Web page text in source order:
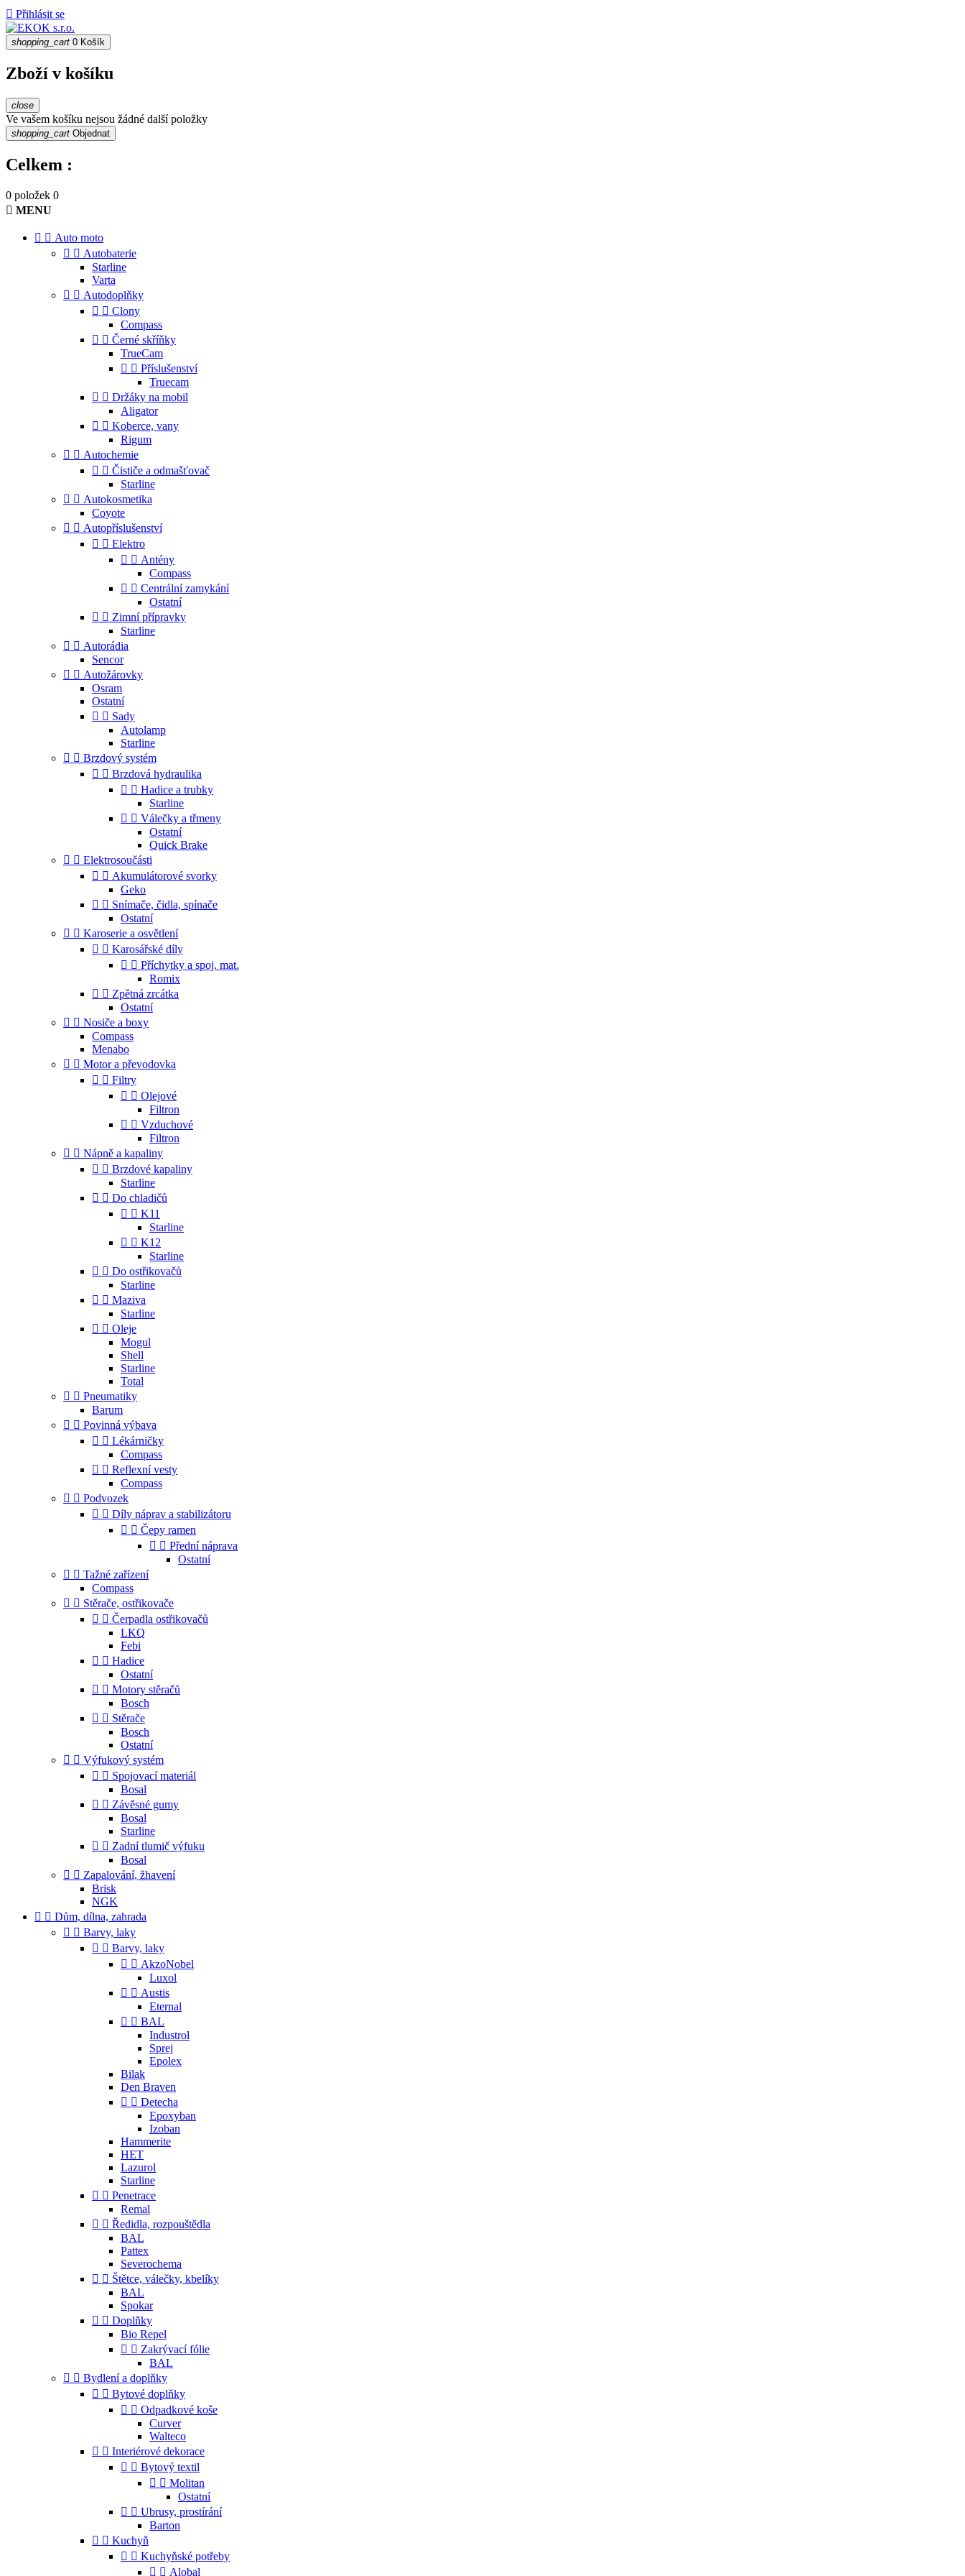
 Přihlásit se
shopping_cart 0 Košík
Zboží v košíku
close
Ve vašem košíku nejsou žádné další položky
shopping_cart Objednat
Celkem :
0 položek 0
 MENU
  Auto moto
  Autobaterie
Starline
Varta
  Autodoplňky
  Clony
Compass
  Černé skříňky
TrueCam
  Příslušenství
Truecam
  Držáky na mobil
Aligator
  Koberce, vany
Rigum
  Autochemie
  Čističe a odmašťovač
Starline
  Autokosmetika
Coyote
  Autopříslušenství
  Elektro
  Antény
Compass
  Centrální zamykání
Ostatní
  Zimní přípravky
Starline
  Autorádia
Sencor
  Autožárovky
Osram
Ostatní
  Sady
Autolamp
Starline
  Brzdový systém
  Brzdová hydraulika
  Hadice a trubky
Starline
  Válečky a třmeny
Ostatní
Quick Brake
  Elektrosoučásti
  Akumulátorové svorky
Geko
  Snímače, čidla, spínače
Ostatní
  Karoserie a osvětlení
  Karosářské díly
  Příchytky a spoj. mat.
Romix
  Zpětná zrcátka
Ostatní
  Nosiče a boxy
Compass
Menabo
  Motor a převodovka
  Filtry
  Olejové
Filtron
  Vzduchové
Filtron
  Nápně a kapaliny
  Brzdové kapaliny
Starline
  Do chladičů
  K11
Starline
  K12
Starline
  Do ostřikovačů
Starline
  Maziva
Starline
  Oleje
Mogul
Shell
Starline
Total
  Pneumatiky
Barum
  Povinná výbava
  Lékárničky
Compass
  Reflexní vesty
Compass
  Podvozek
  Díly náprav a stabilizátoru
  Čepy ramen
  Přední náprava
Ostatní
  Tažné zařízení
Compass
  Stěrače, ostřikovače
  Čerpadla ostřikovačů
LKQ
Febi
  Hadice
Ostatní
  Motory stěračů
Bosch
  Stěrače
Bosch
Ostatní
  Výfukový systém
  Spojovací materiál
Bosal
  Závěsné gumy
Bosal
Starline
  Zadní tlumič výfuku
Bosal
  Zapalování, žhavení
Brisk
NGK
  Dům, dílna, zahrada
  Barvy, laky
  Barvy, laky
  AkzoNobel
Luxol
  Austis
Eternal
  BAL
Industrol
Sprej
Epolex
Bilak
Den Braven
  Detecha
Epoxyban
Izoban
Hammerite
HET
Lazurol
Starline
  Penetrace
Remal
  Ředidla, rozpouštědla
BAL
Pattex
Severochema
  Štětce, válečky, kbelíky
BAL
Spokar
  Doplňky
Bio Repel
  Zakrývací fólie
BAL
  Bydlení a doplňky
  Bytové doplňky
  Odpadkové koše
Curver
Walteco
  Interiérové dekorace
  Bytový textil
  Molitan
Ostatní
  Ubrusy, prostírání
Barton
  Kuchyň
  Kuchyňské potřeby
  Alobal